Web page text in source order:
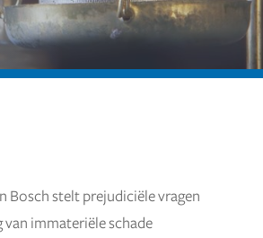
Bosch stelt prejudiciële vragen
van immateriële schade